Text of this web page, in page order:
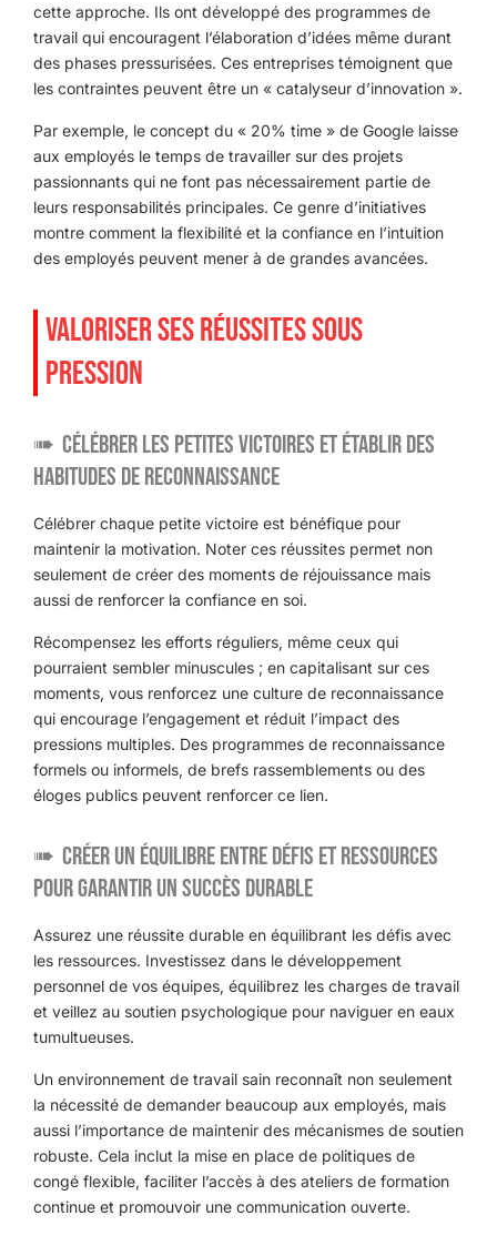
cette approche. Ils ont développé des programmes de
travail qui encouragent l’élaboration d’idées même durant
des phases pressurisées. Ces entreprises témoignent que
les contraintes peuvent être un « catalyseur d’innovation ».
Par exemple, le concept du « 20% time » de Google laisse
aux employés le temps de travailler sur des projets
passionnants qui ne font pas nécessairement partie de
leurs responsabilités principales. Ce genre d’initiatives
montre comment la flexibilité et la confiance en l’intuition
des employés peuvent mener à de grandes avancées.
VALORISER SES RÉUSSITES SOUS
PRESSION
Célébrer les petites victoires et établir des
habitudes de reconnaissance
Célébrer chaque petite victoire est bénéfique pour
maintenir la motivation. Noter ces réussites permet non
seulement de créer des moments de réjouissance mais
aussi de renforcer la confiance en soi.
Récompensez les efforts réguliers, même ceux qui
pourraient sembler minuscules ; en capitalisant sur ces
moments, vous renforcez une culture de reconnaissance
qui encourage l’engagement et réduit l’impact des
pressions multiples. Des programmes de reconnaissance
formels ou informels, de brefs rassemblements ou des
éloges publics peuvent renforcer ce lien.
Créer un équilibre entre défis et ressources
pour garantir un succès durable
Assurez une réussite durable en équilibrant les défis avec
les ressources. Investissez dans le développement
personnel de vos équipes, équilibrez les charges de travail
et veillez au soutien psychologique pour naviguer en eaux
tumultueuses.
Un environnement de travail sain reconnaît non seulement
la nécessité de demander beaucoup aux employés, mais
aussi l’importance de maintenir des mécanismes de soutien
robuste. Cela inclut la mise en place de politiques de
congé flexible, faciliter l’accès à des ateliers de formation
continue et promouvoir une communication ouverte.